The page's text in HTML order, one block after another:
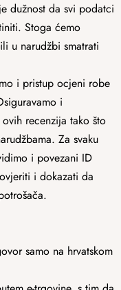
dužnost da svi podatci
Stoga ćemo
u narudžbi smatrati
i pristup ocjeni robe
i
recenzija tako što
Za svaku
i povezani ID
i dokazati da
samo na hrvatskom